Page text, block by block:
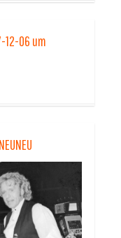
12-06 um